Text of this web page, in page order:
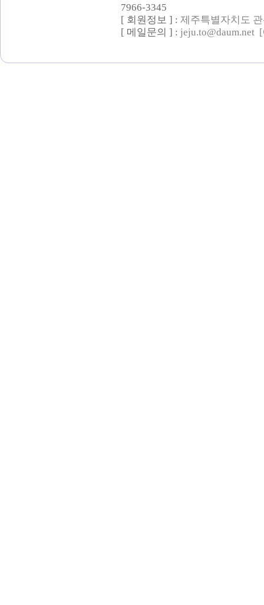
7966-3345
[ 회원정보 ] : 제주특별자치도
[ 메일문의 ] : jeju.to@daum.net